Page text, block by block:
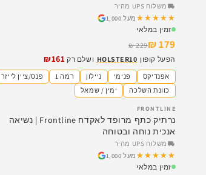
משלוח UPS מהיר
★★★★★
★★★★★ מעל 1,000
זמין במלאי
179 ₪
229 ₪
הפעל קופון HOLSTER10 ושלם רק ₪161
אפנדיקס פנימי ניילון רמה 1
פנס/ציין לייזר
כוונת השלכה
ימין / שמאל
SALE
FRONTLINE
נרתיק כתף מרופד לאקדח Frontline | נשיאה
אנכית נוחה ובטוחה
משלוח UPS מהיר
★★★★★
★★★★★ מעל 1,000
זמין במלאי